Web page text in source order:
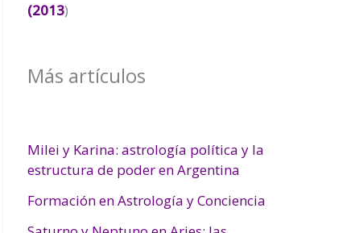
(2013)
Más artículos
Milei y Karina: astrología política y la
estructura de poder en Argentina
Formación en Astrología y Conciencia